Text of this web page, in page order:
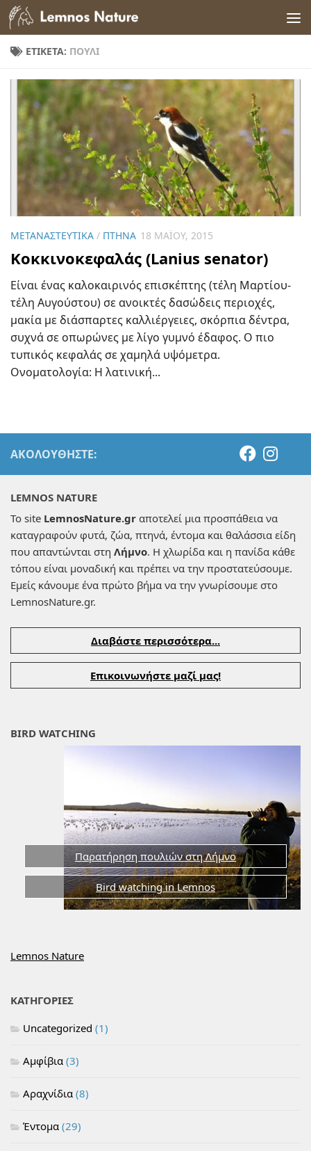
Skip to content
ΕΤΙΚΈΤΑ: ΠΟΥΛΊ
ΜΕΤΑΝΑΣΤΕΥΤΙΚΆ / ΠΤΗΝΆ 18 ΜΑΪ́ΟΥ, 2015
Κοκκινοκεφαλάς (Lanius senator)
Είναι ένας καλοκαιρινός επισκέπτης (τέλη Μαρτίου-
τέλη Αυγούστου) σε ανοικτές δασώδεις περιοχές,
μακία με διάσπαρτες καλλιέργειες, σκόρπια δέντρα,
συχνά σε οπωρώνες με λίγο γυμνό έδαφος. Ο πιο
τυπικός κεφαλάς σε χαμηλά υψόμετρα.
Ονοματολογία: Η λατινική...
ΑΚΟΛΟΥΘΉΣΤΕ:
LEMNOS NATURE
Το site LemnosNature.gr αποτελεί μια προσπάθεια να
καταγραφούν φυτά, ζώα, πτηνά, έντομα και θαλάσσια είδη
που απαντώνται στη Λήμνο. Η χλωρίδα και η πανίδα κάθε
τόπου είναι μοναδική και πρέπει να την προστατεύσουμε.
Εμείς κάνουμε ένα πρώτο βήμα να την γνωρίσουμε στο
LemnosNature.gr.
Διαβάστε περισσότερα...
Επικοινωνήστε μαζί μας!
BIRD WATCHING
Παρατήρηση πουλιών στη Λήμνο
Bird watching in Lemnos
Lemnos Nature
ΚΑΤΗΓΟΡΙΕΣ
Uncategorized (1)
Αμφίβια (3)
Αραχνίδια (8)
Έντομα (29)